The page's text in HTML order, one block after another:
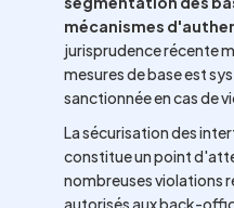
mécanismes
jurisprudence récente
mesures de base est
sanctionnée en cas de
La sécurisation des
constitue un point
nombreuses violations
autorisés aux back-